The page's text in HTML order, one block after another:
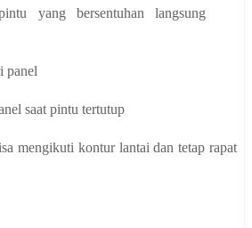
yang bersentuhan langsung
panel
saat pintu tertutup
mengikuti kontur lantai dan tetap rapat